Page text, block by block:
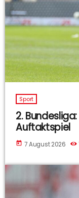
Sport
2.
Auftaktspiel
today 7 August 2026